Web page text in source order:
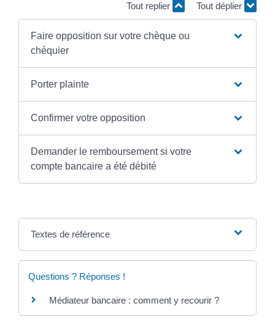
Tout replier Tout déplier
Faire opposition sur votre chèque ou
chéquier
Porter plainte
Confirmer votre opposition
Demander le remboursement si votre
compte bancaire a été débité
Textes de référence
Questions ? Réponses !
Médiateur bancaire : comment y recourir ?